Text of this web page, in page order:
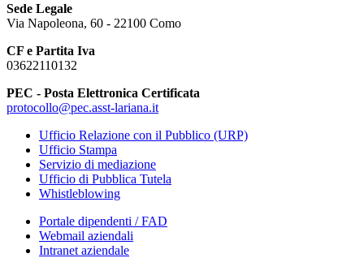
Sede Legale
Via Napoleona, 60 - 22100 Como
CF e Partita Iva
03622110132
PEC - Posta Elettronica Certificata
protocollo@pec.asst-lariana.it
Ufficio Relazione con il Pubblico (URP)
Ufficio Stampa
Servizio di mediazione
Ufficio di Pubblica Tutela
Whistleblowing
Portale dipendenti / FAD
Webmail aziendali
Intranet aziendale